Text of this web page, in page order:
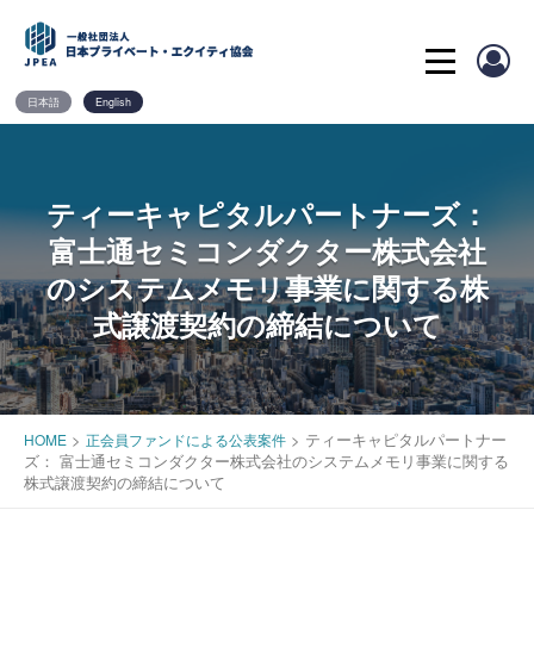
content
日本語 English
ティーキャピタルパートナーズ：
富士通セミコンダクター株式会社
のシステムメモリ事業に関する株
式譲渡契約の締結について
HOME > 正会員ファンドによる公表案件 > ティーキャピタルパートナー
ズ： 富士通セミコンダクター株式会社のシステムメモリ事業に関する
株式譲渡契約の締結について